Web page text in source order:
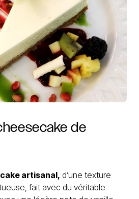
de
artisanal, d’une texture
fait avec du véritable